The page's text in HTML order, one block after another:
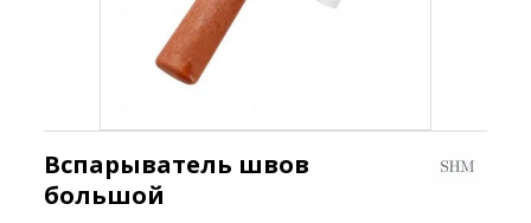
Вспарыватель швов
большой